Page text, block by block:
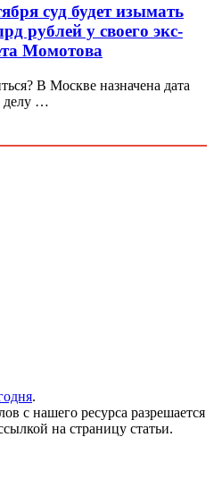
суд будет изымать
рублей у своего экс-
Момотова
В Москве назначена дата
делу …
.
с нашего ресурса разрешается
на страницу статьи.